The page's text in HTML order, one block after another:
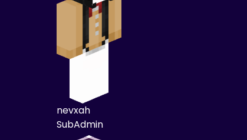
nevxah
SubAdmin